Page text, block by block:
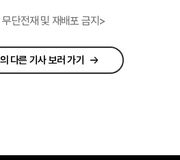
단전재 및 재배포 금지>
다른 기사 보러 가기